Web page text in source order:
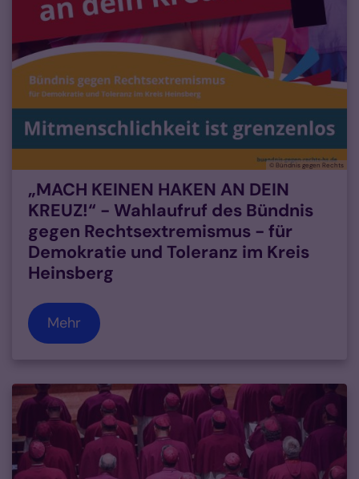
© Bündnis gegen Rechts
„MACH KEINEN HAKEN AN DEIN
KREUZ!“ - Wahlaufruf des Bündnis
gegen Rechtsextremismus - für
Demokratie und Toleranz im Kreis
Heinsberg
Mehr